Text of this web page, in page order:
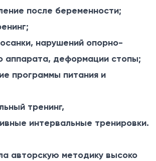
после беременности;
нарушений опорно-
аппарата, деформации стопы;
программы питания и
тренинг,
интервальные тренировки.
авторскую методику высоко